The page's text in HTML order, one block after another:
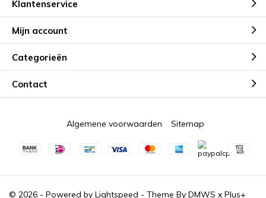
Klantenservice
Mijn account
Categorieën
Contact
© 2026 - Powered by Lightspeed - Theme By DMWS x Plus+
Algemene voorwaarden Sitemap